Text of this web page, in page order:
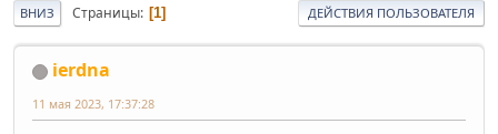
ВНИЗ Страницы 1 ДЕЙСТВИЯ ПОЛЬЗОВАТЕЛЯ
ierdna
11 мая 2023, 17:37:28